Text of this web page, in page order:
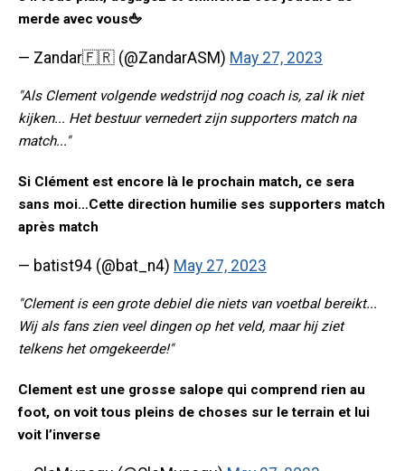
merde avec vous🖕
— Zandar🇫🇷 (@ZandarASM) May 27, 2023
"Als Clement volgende wedstrijd nog coach is, zal ik niet
kijken... Het bestuur vernedert zijn supporters match na
match..."
Si Clément est encore là le prochain match, ce sera
sans moi…Cette direction humilie ses supporters match
après match
— batist94 (@bat_n4) May 27, 2023
"Clement is een grote debiel die niets van voetbal bereikt...
Wij als fans zien veel dingen op het veld, maar hij ziet
telkens het omgekeerde!"
Clement est une grosse salope qui comprend rien au
foot, on voit tous pleins de choses sur le terrain et lui
voit l’inverse